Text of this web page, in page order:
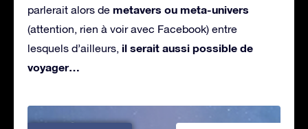
parlerait alors de metavers ou meta-univers
(attention, rien à voir avec Facebook) entre
lesquels d’ailleurs, il serait aussi possible de
voyager…